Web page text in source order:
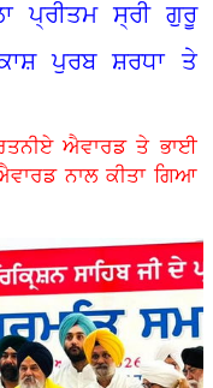
ਪ੍ਰੀਤਮ ਸ੍ਰੀ ਗੁਰੂ
ਪੁਰਬ ਸ਼ਰਧਾ ਤੇ
ਐਵਾਰਡ ਤੇ ਭਾਈ
ਨਾਲ ਕੀਤਾ ਗਿਆ